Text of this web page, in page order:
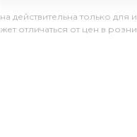
действительна только для
отличаться от цен в